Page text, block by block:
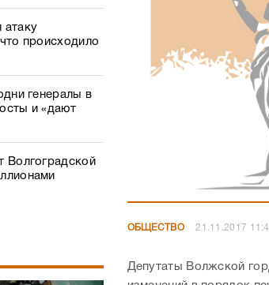
атаку
происходило
генералы в
и «дают
Волгоградской
ОБЩЕСТВО 21.11.2017
Депутаты Волжской